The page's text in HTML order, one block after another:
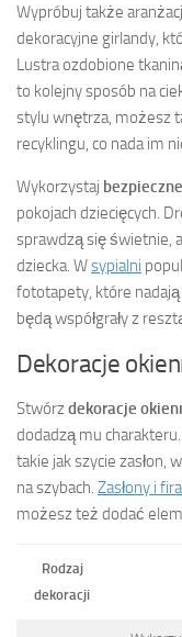
Wypróbuj także
dekoracyjne girlandy,
Lustra ozdobione
to kolejny sposób na
stylu wnętrza, możesz
recyklingu, co nada im
Wykorzystaj
pokojach dziecięcych.
sprawdzą się świetnie,
dziecka. Wsypialni
fototapety, które
będą współgrały z
Dekoracje
Stwórzdekoracje
dodadzą mu
takie jak szycie zasłon,
na szybach. Zasłony i
możesz też dodać
Rodzaj
dekoracji